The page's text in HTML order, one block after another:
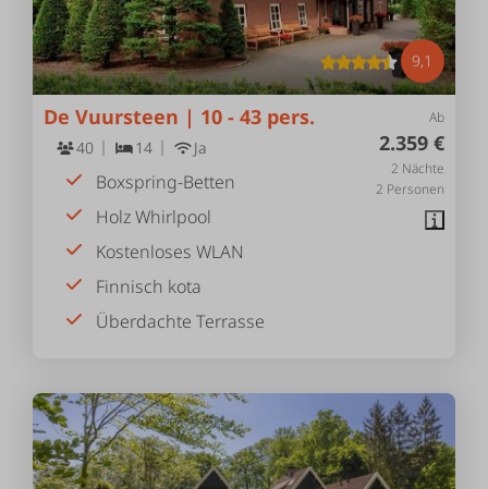
9,1
Ab
2.359 €
2 Nächte
2 Personen
De Vuursteen | 10 - 43 pers.
40 14 Ja
Boxspring-Betten
Holz Whirlpool
Kostenloses WLAN
Finnisch kota
Überdachte Terrasse